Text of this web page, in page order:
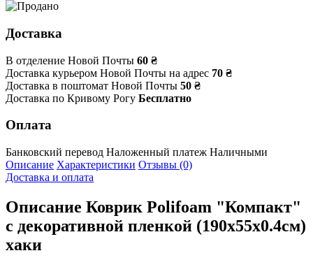
Доставка
В отделение Новой Почты 60 ₴
Доставка курьером Новой Почты на адрес 70 ₴
Доставка в поштомат Новой Почты 50 ₴
Доставка по Кривому Рогу Бесплатно
Оплата
Банковский перевод Наложенный платеж Наличными
Описание Характеристики Отзывы (0)
Доставка и оплата
Описание Коврик Polifoam "Компакт"
с декоративной пленкой (190x55x0.4см)
хаки